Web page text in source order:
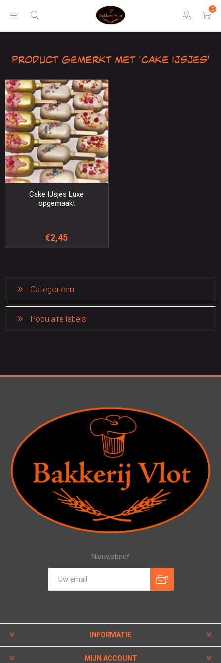
0
Product gemerkt met 'cake ijsjes'
Cake IJsjes Luxe
opgemaakt
€2,45
Categorieen
Populaire labels
Nieuwsbrief
INFORMATIE
MIJN ACCOUNT